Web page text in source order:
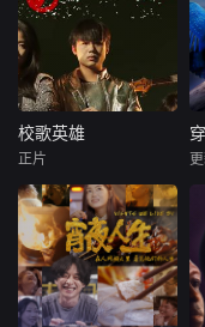
校歌英雄
黄黎
叛逆富二代叛逆为
躲爹妈安排，偷报
音乐专业，开学撩
学姐，为校花与校
校歌英雄
正片